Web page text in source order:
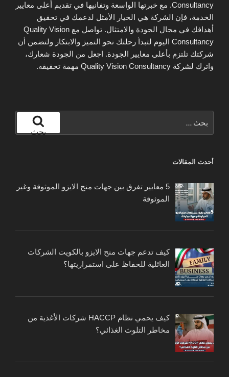
Consultancy. مع خبرتها الواسعة وتفانيها في تقديم أعلى معايير
الخدمة، فإن الشركة هي الخيار الأمثل لدعمك في تحقيق
أهدافك في مجال الجودة والامتثال. تواصل مع Quality Vision
Consultancy اليوم لتبدأ رحلتك نحو التميز والابتكار ولتضمن أن
شركتك تلتزم بأعلى معايير الجودة. اجعل من الجودة شعارك،
واترك لشركة Quality Vision Consultancy مهمة تحقيقه.
عن:
بحث
أحدث المقالات
5 معايير تفرق بين جهات منح الايزو الموثوقة وغير
الموثوقة
كيف تدعم جهات منح الايزو بالكويت الشركات
العائلية للحفاظ على استمراريتها؟
كيف يحمي نظام HACCP شركات الأغذية من
مخاطر التلوث الغذائي؟